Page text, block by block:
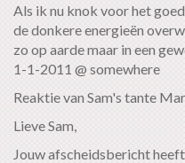
Als ik nu knok voor het
de donkere energieën
zo op aarde maar in een
1-1-2011 @ somewhere
Reaktie van Sam's tante
Lieve Sam,
Jouw afscheidsbericht